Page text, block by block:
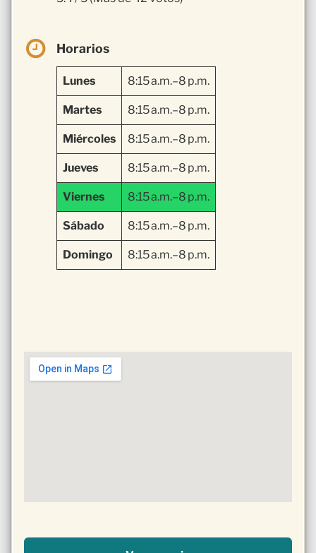
Horarios
Lunes 8:15 a.m.–8 p.m.
Martes 8:15 a.m.–8 p.m.
Miércoles 8:15 a.m.–8 p.m.
Jueves 8:15 a.m.–8 p.m.
Viernes 8:15 a.m.–8 p.m.
Sábado 8:15 a.m.–8 p.m.
Domingo 8:15 a.m.–8 p.m.